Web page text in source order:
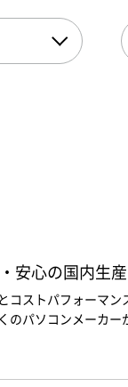
安心の国内生産
コストパフォーマ
のパソコンメーカ